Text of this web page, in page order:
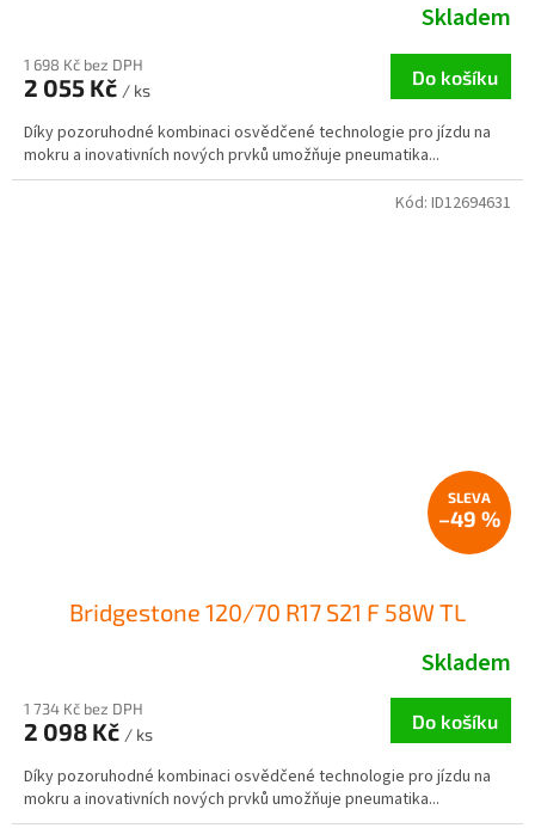
Skladem
1 698 Kč bez DPH
2 055 Kč / ks
Do košíku
Díky pozoruhodné kombinaci osvědčené technologie pro jízdu na
mokru a inovativních nových prvků umožňuje pneumatika...
–49 %
Bridgestone 120/70 R17 S21 F 58W TL
Skladem
1 734 Kč bez DPH
2 098 Kč / ks
Do košíku
Díky pozoruhodné kombinaci osvědčené technologie pro jízdu na
mokru a inovativních nových prvků umožňuje pneumatika...
Kód: ID12694631